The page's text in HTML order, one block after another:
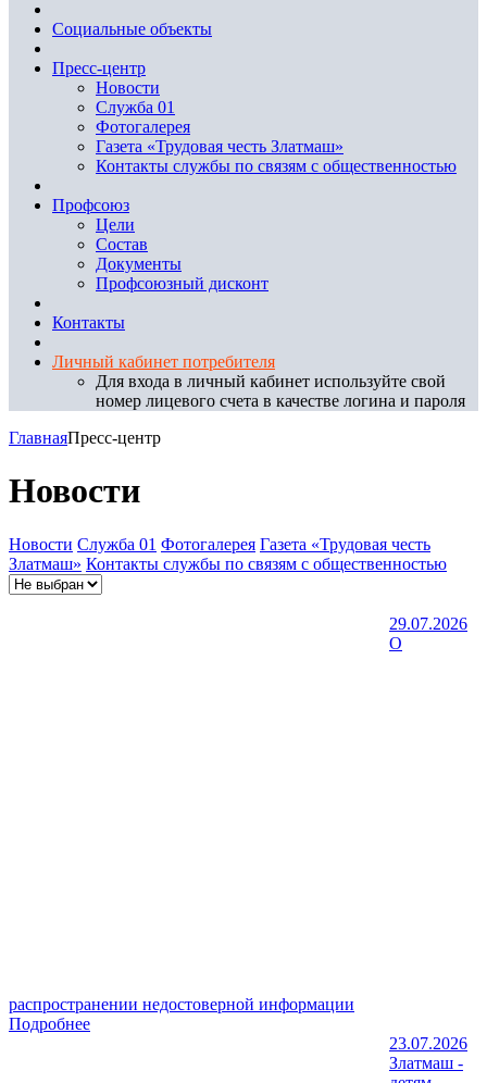
Социальные объекты
Пресс-центр
Новости
Служба 01
Фотогалерея
Газета «Трудовая честь Златмаш»
Контакты службы по связям с общественностью
Профсоюз
Цели
Состав
Документы
Профсоюзный дисконт
Контакты
Личный кабинет потребителя
Для входа в личный кабинет используйте свой
номер лицевого счета в качестве логина и пароля
ГлавнаяПресс-центр
Новости
Новости Служба 01 Фотогалерея Газета «Трудовая честь
Златмаш» Контакты службы по связям с общественностью
29.07.2026
О
распространении недостоверной информации
Подробнее
23.07.2026
Златмаш -